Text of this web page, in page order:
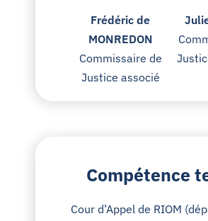
Frédéric de
MONREDON
Commissaire de
Justice associé
Compétence
Cour d’Appel de RIOM